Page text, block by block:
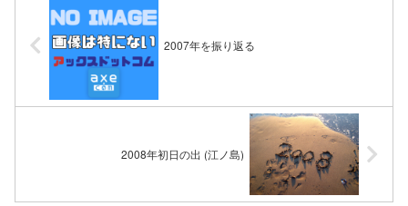
2007年を振り返る
2008年初日の出 (江ノ島)